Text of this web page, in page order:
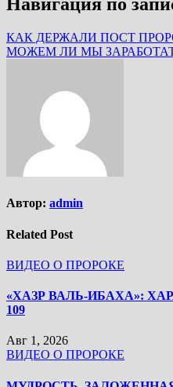
КАК ДЕРЖАЛИ ПОСТ
МОЖЕМ ЛИ МЫ
Автор: admin
Related Post
ВИДЕО О ПРОРОКЕ
«ХАЗР ВАЛЬ-ИБАХА»:
109
Авг 1, 2026
ВИДЕО О ПРОРОКЕ